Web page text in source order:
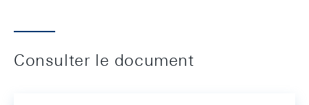
Consulter le document